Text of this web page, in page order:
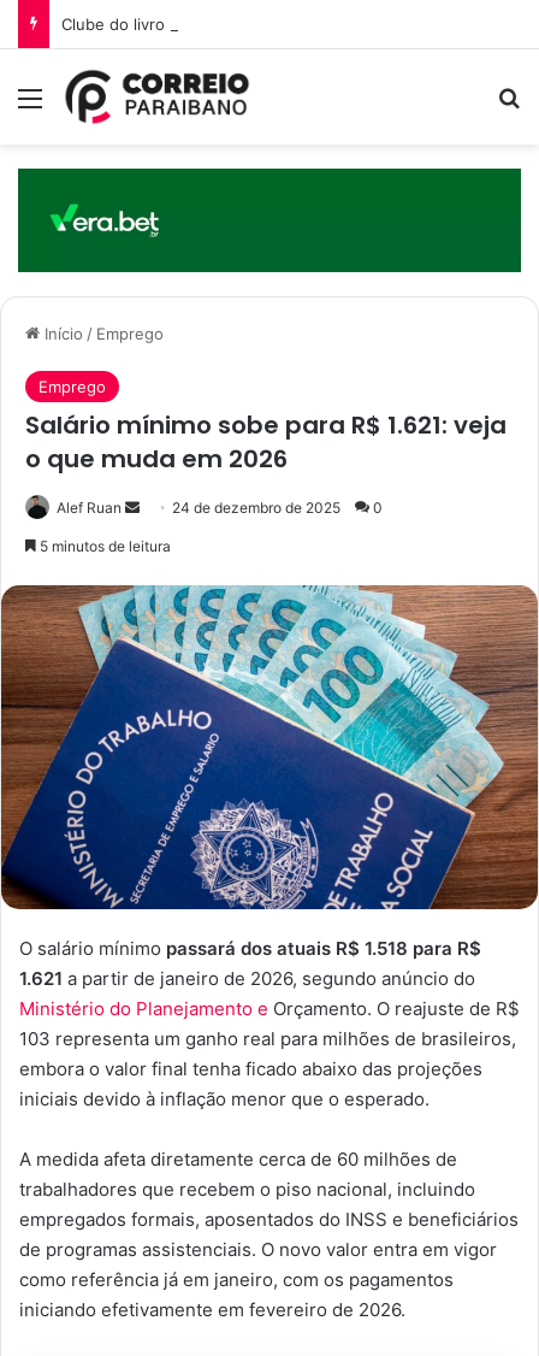
Menu
Início / Emprego
Emprego
Salário mínimo sobe para R$ 1.621: veja
o que muda em 2026
Alef Ruan
Mande
mail
24 de dezembro de 2025 0
5 minutos de leitura
O salário mínimo passará dos atuais R$ 1.518 para R$
1.621 a partir de janeiro de 2026, segundo anúncio do
Ministério do Planejamento e Orçamento. O reajuste de R$
103 representa um ganho real para milhões de brasileiros,
embora o valor final tenha ficado abaixo das projeções
iniciais devido à inflação menor que o esperado.
A medida afeta diretamente cerca de 60 milhões de
trabalhadores que recebem o piso nacional, incluindo
empregados formais, aposentados do INSS e beneficiários
de programas assistenciais. O novo valor entra em vigor
como referência já em janeiro, com os pagamentos
iniciando efetivamente em fevereiro de 2026.